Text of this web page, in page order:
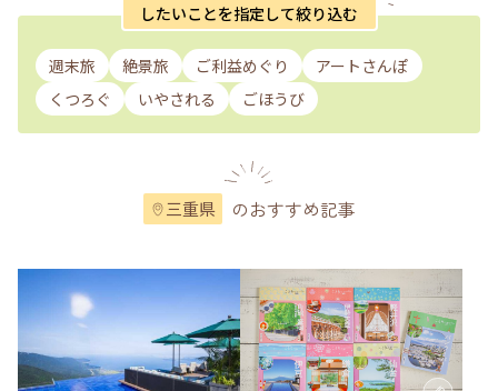
したいことを指定して絞り込む
週末旅 絶景旅 ご利益めぐり
アートさんぽ
くつろぐ
いやされる ごほうび
三重県 のおすすめ記事